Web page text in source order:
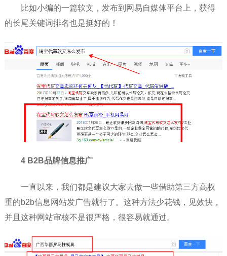
比如小编的一篇软文，发布到网易自媒体平台上，获得
的长尾关键词排名也是挺好的！
4 B2B品牌信息推广
一直以来，我们都是建议大家去做一些借助第三方高权
重的b2b信息网站发广告就行了。这种方法少花钱，见效快，
并且这种网站审核不是很严格，很容易就通过。